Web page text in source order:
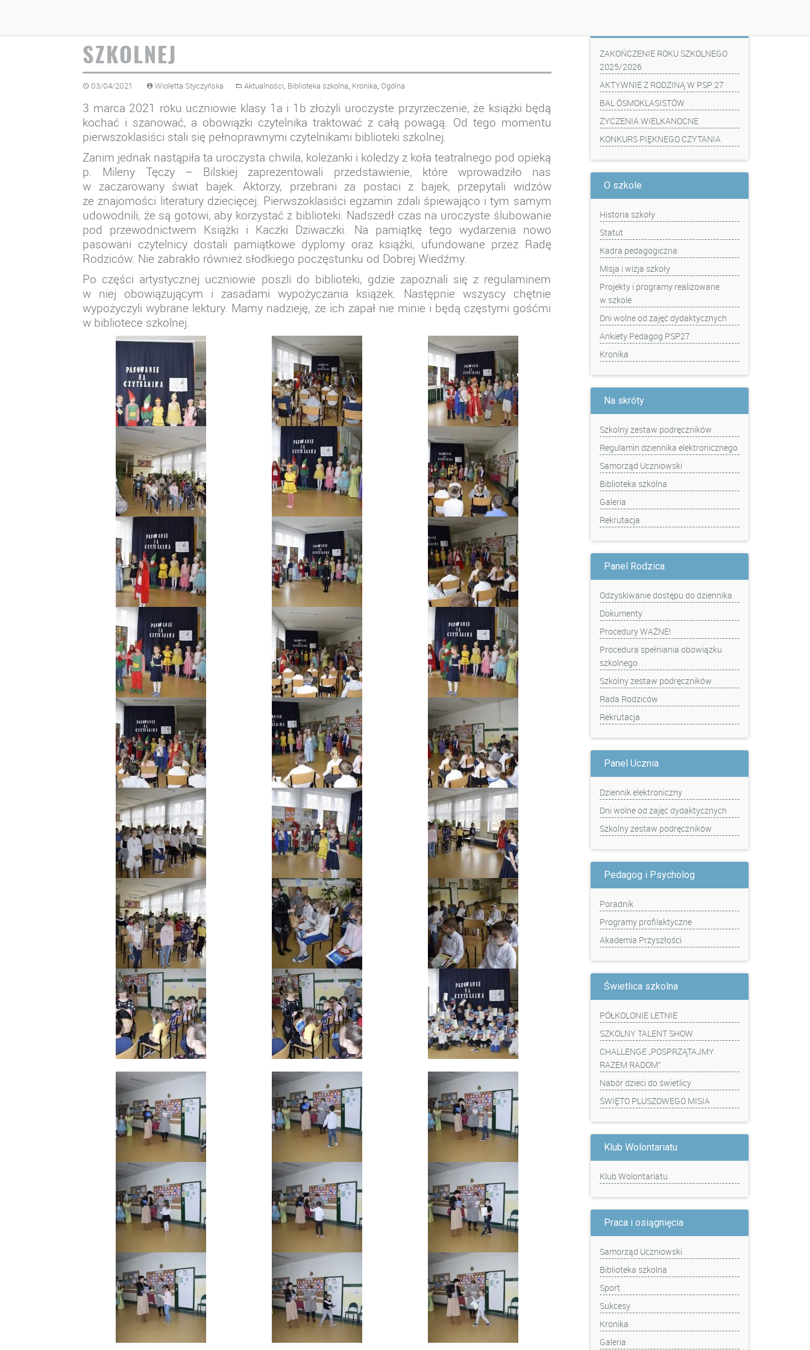
SZKOLNEJ
03/04/2021 Wioletta Styczyńska Aktualności, Biblioteka szkolna, Kronika, Ogólna
3 marca 2021 roku uczniowie klasy 1a i 1b złożyli uroczyste przyrzeczenie, że książki będą
kochać i szanować, a obowiązki czytelnika traktować z całą powagą. Od tego momentu
pierwszoklasiści stali się pełnoprawnymi czytelnikami biblioteki szkolnej.
Zanim jednak nastąpiła ta uroczysta chwila, koleżanki i koledzy z koła teatralnego pod opieką
p. Mileny Tęczy – Bilskiej zaprezentowali przedstawienie, które wprowadziło nas
w zaczarowany świat bajek. Aktorzy, przebrani za postaci z bajek, przepytali widzów
ze znajomości literatury dziecięcej. Pierwszoklasiści egzamin zdali śpiewająco i tym samym
udowodnili, że są gotowi, aby korzystać z biblioteki. Nadszedł czas na uroczyste ślubowanie
pod przewodnictwem Książki i Kaczki Dziwaczki. Na pamiątkę tego wydarzenia nowo
pasowani czytelnicy dostali pamiątkowe dyplomy oraz książki, ufundowane przez Radę
Rodziców. Nie zabrakło również słodkiego poczęstunku od Dobrej Wiedźmy.
Po części artystycznej uczniowie poszli do biblioteki, gdzie zapoznali się z regulaminem
w niej obowiązującym i zasadami wypożyczania książek. Następnie wszyscy chętnie
wypożyczyli wybrane lektury. Mamy nadzieję, że ich zapał nie minie i będą częstymi gośćmi
w bibliotece szkolnej.
ZAKOŃCZENIE ROKU SZKOLNEGO
2025/2026
AKTYWNIE Z RODZINĄ W PSP 27
BAL ÓSMOKLASISTÓW
ŻYCZENIA WIELKANOCNE
KONKURS PIĘKNEGO CZYTANIA
O szkole
Historia szkoły
Statut
Kadra pedagogiczna
Misja i wizja szkoły
Projekty i programy realizowane
w szkole
Dni wolne od zajęć dydaktycznych
Ankiety Pedagog PSP27
Kronika
Na skróty
Szkolny zestaw podręczników
Regulamin dziennika elektronicznego
Samorząd Uczniowski
Biblioteka szkolna
Galeria
Rekrutacja
Panel Rodzica
Odzyskiwanie dostępu do dziennika
Dokumenty
Procedury WAŻNE!
Procedura spełniania obowiązku
szkolnego
Szkolny zestaw podręczników
Rada Rodziców
Rekrutacja
Panel Ucznia
Dziennik elektroniczny
Dni wolne od zajęć dydaktycznych
Szkolny zestaw podręczników
Pedagog i Psycholog
Poradnik
Programy profilaktyczne
Akademia Przyszłości
Świetlica szkolna
PÓŁKOLONIE LETNIE
SZKOLNY TALENT SHOW
CHALLENGE „POSPRZĄTAJMY
RAZEM RADOM”
Nabór dzieci do świetlicy
ŚWIĘTO PLUSZOWEGO MISIA
Klub Wolontariatu
Klub Wolontariatu
Praca i osiągnięcia
Samorząd Uczniowski
Biblioteka szkolna
Sport
Sukcesy
Kronika
Galeria